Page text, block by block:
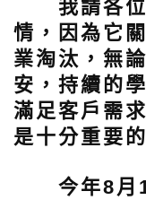
我請各位
情，因為它
業淘汰，無
安，持續的
滿足客戶需
是十分重要
今年8月